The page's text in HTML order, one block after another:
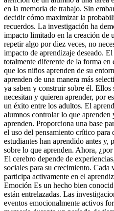
en la memoria de trabajo. Sin
decidir cómo maximizar la
recuerdos. La investigación ha
impacto limitado en la creación de
repetir algo por diez veces, no
impacto de aprendizaje deseado.
totalmente diferente de la forma
que los niños aprenden de su
aprenden de una manera más
ya saben y construir sobre él. Ellos
necesitan y quieren aprender, por
un éxito entre los adultos. El
alumnos controlar lo que aprenden
aprenden. Proporciona una base
el uso del pensamiento crítico para
estudiantes han aprendido antes
sobre lo que aprenden. Ahora,
El cerebro depende de
sociales para su crecimiento. Cada
participa activamente en el
Emoción Es un hecho bien
están entrelazadas. Las
eventos emocionalmente activos